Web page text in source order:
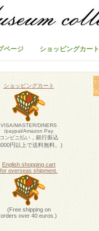
ページ ショッピングカート
ショッピングカート
VISA/MASTER/DINERS
/paypal/Amazon Pay
コンビニ払い，銀行振込
円以上で送料無料。)
English shopping cart
for overseas shipment.
(Free shipping on
orders over 40 euros.)